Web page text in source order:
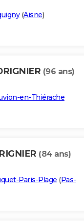
(Aisne)
(96 ans)
en-Thiérache
(84 ans)
Paris-Plage (Pas-